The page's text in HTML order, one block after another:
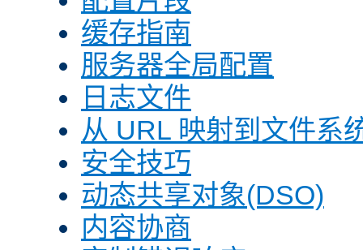
缓存指南
服务器全局配置
日志文件
从 URL 映射到文件系
安全技巧
动态共享对象(DSO)
内容协商